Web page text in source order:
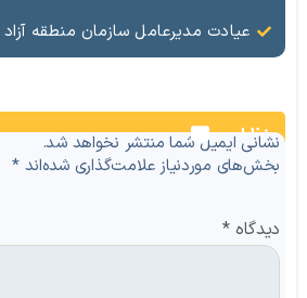
عیادت مدیرعامل سازمان منطقه آزاد ماکو و نماینده مردم ماکو،
نظرات
نشانی ایمیل شما منتشر نخواهد شد.
بخش‌های موردنیاز علامت‌گذاری شده‌اند*
دیدگاه*